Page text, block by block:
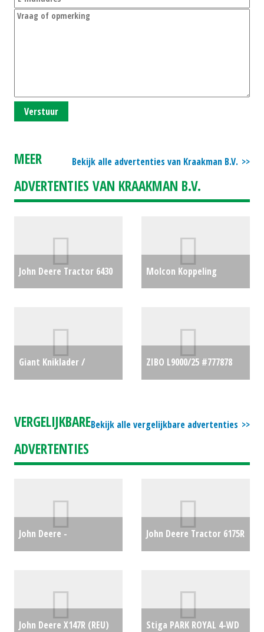
Verstuur
Bekijk alle advertenties van Kraakman B.V.
MEER
ADVERTENTIES VAN KRAAKMAN B.V.
John Deere Tractor 6430
Molcon Koppeling
Giant Kniklader /
ZIBO L9000/25 #777878
Bekijk alle vergelijkbare advertenties
VERGELIJKBARE
ADVERTENTIES
John Deere -
John Deere Tractor 6175R
John Deere X147R (REU)
Stiga PARK ROYAL 4-WD